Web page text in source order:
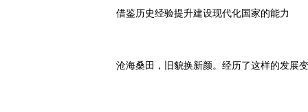
借鉴历史经验提升建设现代化国家的能力
沧海桑田，旧貌换新颜。经历了这样的发展变